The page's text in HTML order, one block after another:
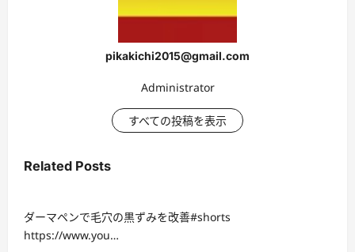
pikakichi2015@gmail.com
Administrator
すべての投稿を表示
Related Posts
ダーマペンで毛穴の黒ずみを改善#shorts
https://www.you…